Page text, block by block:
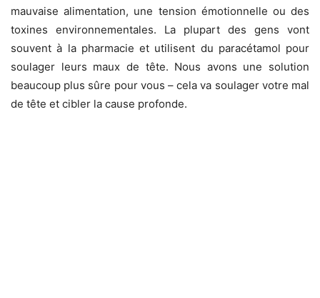
mauvaise alimentation, une tension émotionnelle ou des
toxines environnementales. La plupart des gens vont
souvent à la pharmacie et utilisent du paracétamol pour
soulager leurs maux de tête. Nous avons une solution
beaucoup plus sûre pour vous – cela va soulager votre mal
de tête et cibler la cause profonde.